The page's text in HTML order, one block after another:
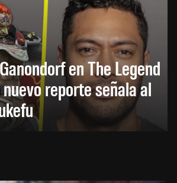
en The Legend
reporte señala al